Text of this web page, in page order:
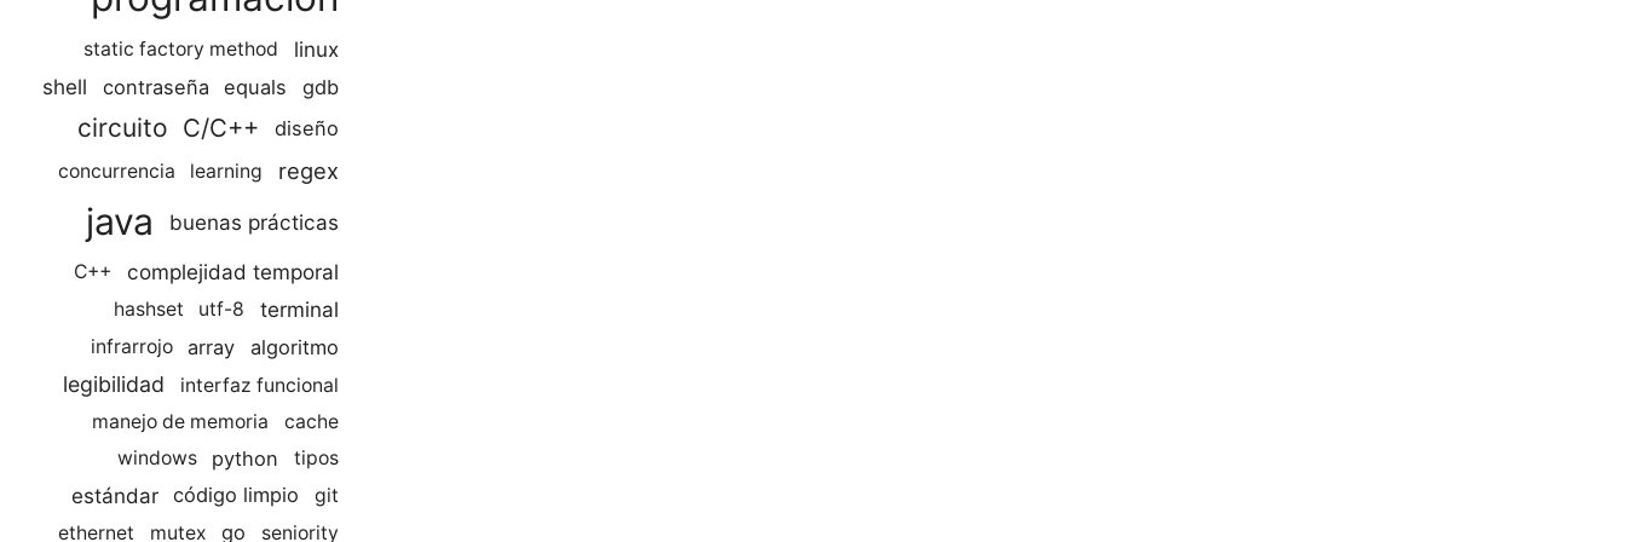
static factory method
linux
shell
contraseña equals gdb
circuito C/C++ diseño
concurrencia learning regex
java buenas prácticas
C++ complejidad temporal
hashset utf-8 terminal
infrarrojo array algoritmo
legibilidad
interfaz funcional
manejo de memoria
cache
windows
python tipos
estándar código limpio
git
ethernet
mutex go seniority